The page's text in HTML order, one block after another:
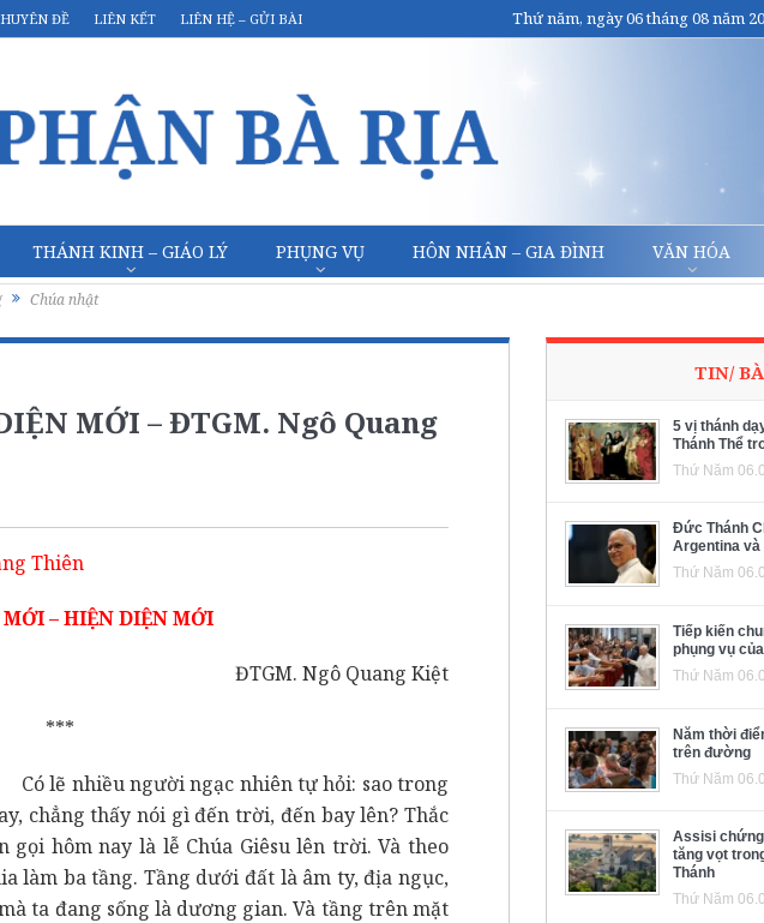
ĐỀ LIÊN KẾT LIÊN HỆ – GỬI BÀI Thứ năm, ngày 06 tháng 08 năm
THÁNH KINH – GIÁO LÝ PHỤNG VỤ HÔN NHÂN – GIA ĐÌNH VĂN HÓA
Chúa nhật
MỚI – ĐTGM. Ngô Quang
Thiên
– HIỆN DIỆN MỚI
ĐTGM. Ngô Quang Kiệt
***
Có lẽ nhiều người ngạc nhiên tự hỏi: sao trong
chẳng thấy nói gì đến trời, đến bay lên? Thắc
gọi hôm nay là lễ Chúa Giêsu lên trời. Và theo
làm ba tầng. Tầng dưới đất là âm ty, địa ngục,
ta đang sống là dương gian. Và tầng trên mặt
TIN/
5 vị thánh
Thánh Thể
Thứ Năm
Đức Thánh
Argentina và
Thứ Năm
Tiếp kiến
phụng vụ
Thứ Năm
Năm thời
trên đường
Thứ Năm
Assisi
tăng vọt
Thánh
Thứ Năm